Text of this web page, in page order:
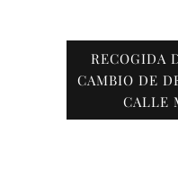
RECOGIDA
CAMBIO DE
CALLE